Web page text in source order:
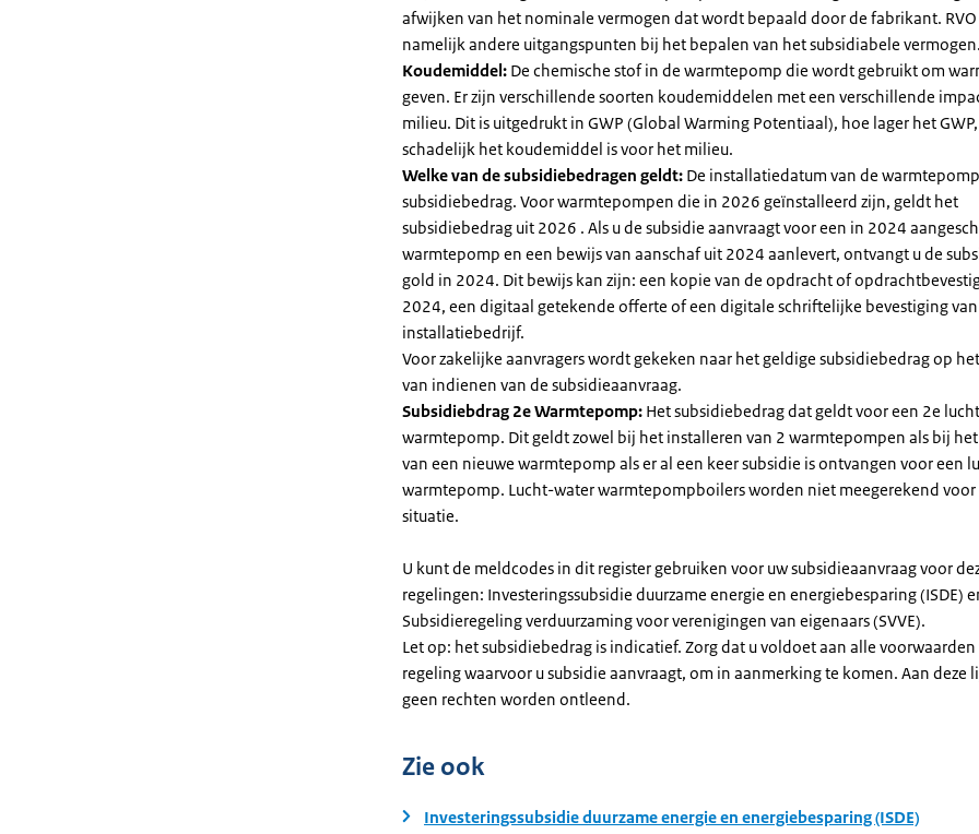
afwijken van het nominale vermogen dat wordt bepaald door de fabrikant.
namelijk andere uitgangspunten bij het bepalen van het subsidiabele vermogen.
Koudemiddel: De chemische stof in de warmtepomp die wordt gebruikt om
geven. Er zijn verschillende soorten koudemiddelen met een verschillende
milieu. Dit is uitgedrukt in GWP (Global Warming Potentiaal), hoe lager het
schadelijk het koudemiddel is voor het milieu.
Welke van de subsidiebedragen geldt: De installatiedatum van de
subsidiebedrag. Voor warmtepompen die in 2026 geïnstalleerd zijn, geldt het
subsidiebedrag uit 2026 . Als u de subsidie aanvraagt voor een in 2024
warmtepomp en een bewijs van aanschaf uit 2024 aanlevert, ontvangt u de
gold in 2024. Dit bewijs kan zijn: een kopie van de opdracht of
2024, een digitaal getekende offerte of een digitale schriftelijke bevestiging
installatiebedrijf.
Voor zakelijke aanvragers wordt gekeken naar het geldige subsidiebedrag op
van indienen van de subsidieaanvraag.
Subsidiebdrag 2e Warmtepomp: Het subsidiebedrag dat geldt voor een 2e
warmtepomp. Dit geldt zowel bij het installeren van 2 warmtepompen als bij
van een nieuwe warmtepomp als er al een keer subsidie is ontvangen voor een
warmtepomp. Lucht-water warmtepompboilers worden niet meegerekend voor
situatie.
U kunt de meldcodes in dit register gebruiken voor uw subsidieaanvraag voor
regelingen: Investeringssubsidie duurzame energie en energiebesparing (ISDE)
Subsidieregeling verduurzaming voor verenigingen van eigenaars (SVVE).
Let op: het subsidiebedrag is indicatief. Zorg dat u voldoet aan alle voorwaarden
regeling waarvoor u subsidie aanvraagt, om in aanmerking te komen. Aan deze
geen rechten worden ontleend.
Zie ook
Investeringssubsidie duurzame energie en energiebesparing (ISDE)